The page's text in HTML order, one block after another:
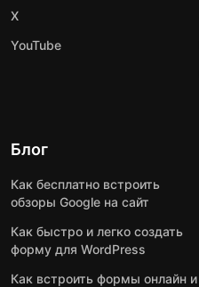
X
YouTube
Блог
Как бесплатно встроить
обзоры Google на сайт
Как быстро и легко создать
форму для WordPress
Как встроить формы онлайн и